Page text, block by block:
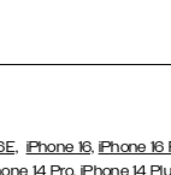
iPhone 16, iPhone 16
14 Pro, iPhone 14